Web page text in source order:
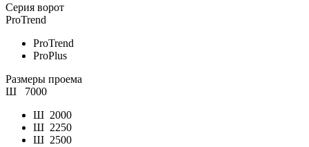
Серия ворот
ProTrend
ProTrend
ProPlus
Размеры проема
Ш 7000
Ш 2000
Ш 2250
Ш 2500